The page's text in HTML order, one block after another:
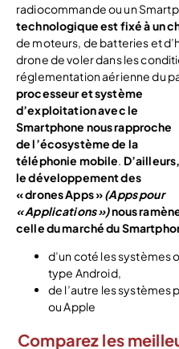
radiocommande ou un
technologique est fixé à un
de moteurs, de batteries et
drone de voler dans les
réglementation aérienne du
processeur et système
d’exploitation avec le
Smartphone nous rapproche
de l’écosystème de la
téléphonie mobile D’ailleurs,
le développement des
« drones Apps »(Apps pour
« Applications »)nous
celle du marché du
d’un coté les systèmes
type Android,
de l’autre les
ou Apple
Comparez les